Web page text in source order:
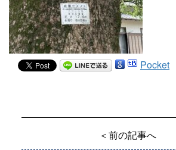
Pocket
＜前の記事へ